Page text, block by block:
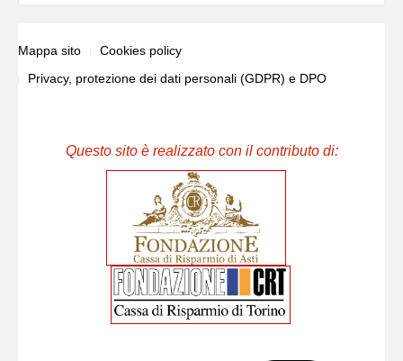
Mappa sito
Cookies policy
Privacy, protezione dei dati personali (GDPR) e DPO
Questo sito è realizzato con il contributo di: